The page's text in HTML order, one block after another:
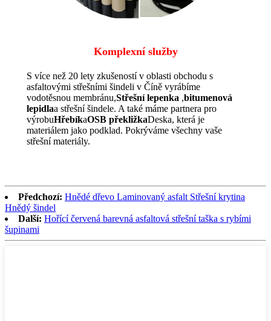
Komplexní služby
S více než 20 lety zkušeností v oblasti obchodu s
asfaltovými střešními šindeli v Číně vyrábíme
vodotěsnou membránu,Střešní lepenka ,bitumenová
lepidlaa střešní šindele. A také máme partnera pro
výrobuHřebíkaOSB překližkaDeska, která je
materiálem jako podklad. Pokrýváme všechny vaše
střešní materiály.
Předchozí: Hnědé dřevo Laminovaný asfalt Střešní krytina
Hnědý šindel
Další: Hořící červená barevná asfaltová střešní taška s rybími
šupinami